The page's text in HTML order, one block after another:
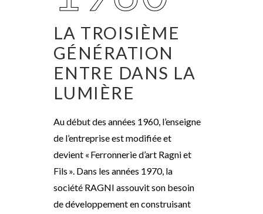
LA TROISIÈME
GÉNÉRATION
ENTRE DANS LA
LUMIÈRE
Au début des années 1960, l’enseigne
de l’entreprise est modifiée et
devient « Ferronnerie d’art Ragni et
Fils ». Dans les années 1970, la
société RAGNI assouvit son besoin
de développement en construisant